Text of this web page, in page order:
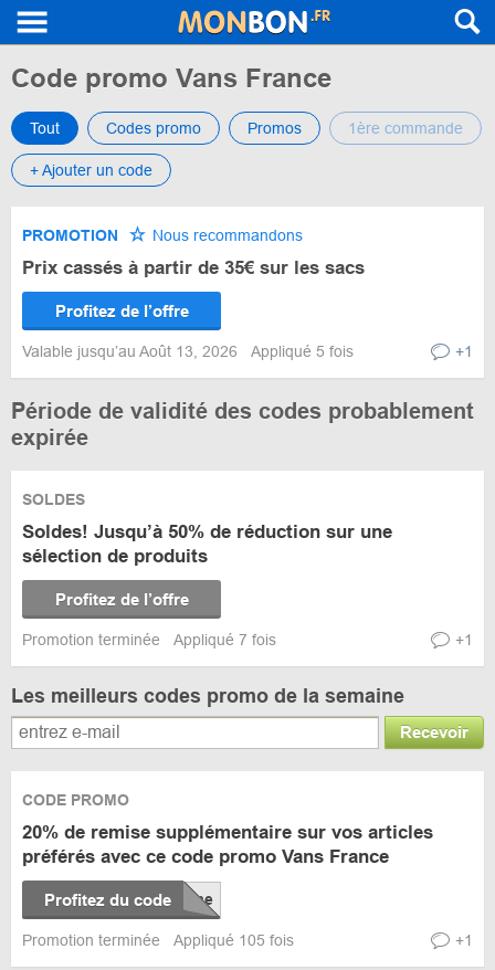
Code promo Vans France
Tout Codes promo Promos 1ère commande
+ Ajouter un code
PROMOTION Nous recommandons
Prix cassés à partir de 35€ sur les sacs
Profitez de l’offre
Valable jusqu’au Août 13, 2026 Appliqué 5 fois +1
Période de validité des codes probablement
expirée
SOLDES
Soldes! Jusqu’à 50% de réduction sur une
sélection de produits
Profitez de l’offre
Promotion terminée Appliqué 7 fois +1
Les meilleurs codes promo de la semaine
Recevoir
CODE PROMO
20% de remise supplémentaire sur vos articles
préférés avec ce code promo Vans France
Profitez du code
Promotion terminée Appliqué 105 fois +1